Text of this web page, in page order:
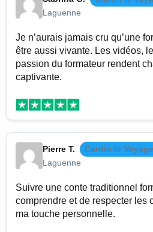
Laguenne
Je n’aurais jamais cru qu’une
être aussi vivante. Les vidéos,
passion du formateur rendent
captivante.
Pierre T.
Cantin le
Laguenne
Suivre une conte traditionnel
comprendre et de respecter les
ma touche personnelle.